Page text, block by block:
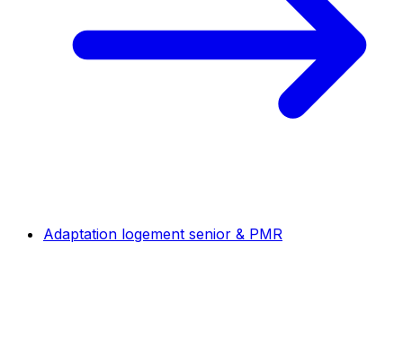
Adaptation logement senior & PMR